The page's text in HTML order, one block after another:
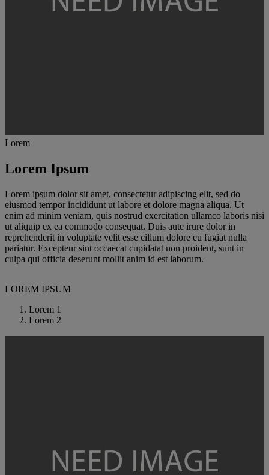
Lorem
Lorem Ipsum
Lorem ipsum dolor sit amet, consectetur adipiscing elit, sed do
eiusmod tempor incididunt ut labore et dolore magna aliqua. Ut
enim ad minim veniam, quis nostrud exercitation ullamco laboris nisi
ut aliquip ex ea commodo consequat. Duis aute irure dolor in
reprehenderit in voluptate velit esse cillum dolore eu fugiat nulla
pariatur. Excepteur sint occaecat cupidatat non proident, sunt in
culpa qui officia deserunt mollit anim id est laborum.
LOREM IPSUM
Lorem 1
Lorem 2